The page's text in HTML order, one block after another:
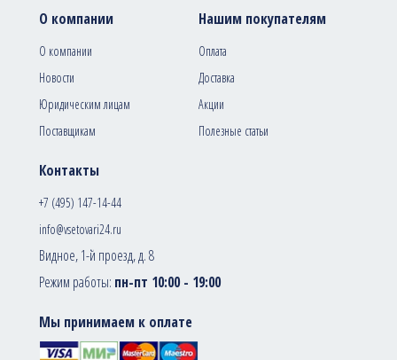
Контакты
+7 (495) 147-14-44
info@vsetovari24.ru
Видное, 1-й проезд, д. 8
Режим работы: пн-пт 10:00 - 19:00
О компании
О компании
Новости
Юридическим лицам
Поставщикам
Нашим покупателям
Оплата
Доставка
Акции
Полезные статьи
Мы принимаем к оплате